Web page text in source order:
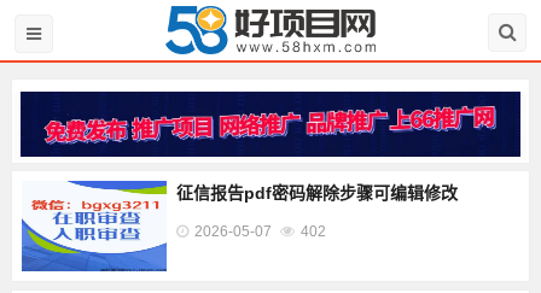
征信报告pdf密码解除步骤可编辑修改
2026-05-07 402